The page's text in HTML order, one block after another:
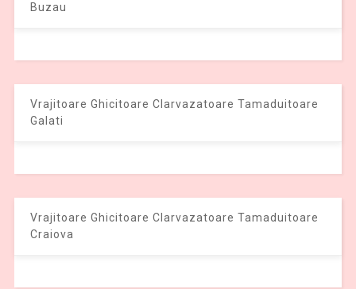
Buzau
Vrajitoare Ghicitoare Clarvazatoare Tamaduitoare
Galati
Vrajitoare Ghicitoare Clarvazatoare Tamaduitoare
Craiova